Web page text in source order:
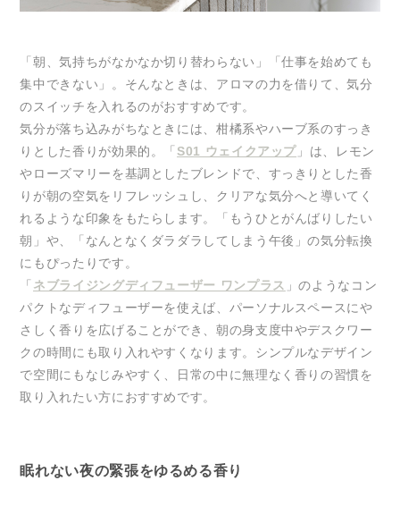
「朝、気持ちがなかなか切り替わらない」「仕事を始めても
集中できない」。そんなときは、アロマの力を借りて、気分
のスイッチを入れるのがおすすめです。
気分が落ち込みがちなときには、柑橘系やハーブ系のすっき
りとした香りが効果的。「 S01 ウェイクアップ 」は、レモン
やローズマリーを基調としたブレンドで、すっきりとした香
りが朝の空気をリフレッシュし、クリアな気分へと導いてく
れるような印象をもたらします。「もうひとがんばりしたい
朝」や、「なんとなくダラダラしてしまう午後」の気分転換
にもぴったりです。
「 ネブライジングディフューザー ワンプラス 」のようなコン
パクトなディフューザーを使えば、パーソナルスペースにや
さしく香りを広げることができ、朝の身支度中やデスクワー
クの時間にも取り入れやすくなります。シンプルなデザイン
で空間にもなじみやすく、日常の中に無理なく香りの習慣を
取り入れたい方におすすめです。
眠れない夜の緊張をゆるめる香り